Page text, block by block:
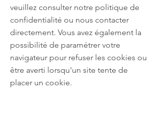
veuillez consulter notre politique de
confidentialité ou nous contacter
directement. Vous avez également la
possibilité de paramétrer votre
navigateur pour refuser les cookies ou
être averti lorsqu'un site tente de
placer un cookie.